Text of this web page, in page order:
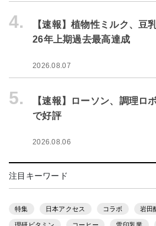
4.
【速報】植物性ミルク、
26年上期過去最高達成
2026.08.07
5.
【速報】ローソン、調理
で好評
2026.08.06
注目キーワード
特集 日本アクセス コラボ 岩田